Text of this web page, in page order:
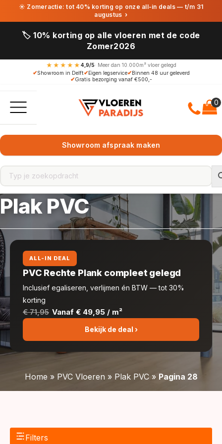
☀ Zomeractie: tot 40% korting op onze all-in deals — t/m 31
augustus ›
🏷️ 10% korting op alle vloeren met de code
Zomer2026
★★★★★ 4,9/5· Meer dan 10.000m² vloer gelegd
✔Showroom in Delft✔Eigen legservice✔Binnen 48 uur geleverd
✔Gratis bezorging vanaf €500,-
Showroom afspraak maken
Plak PVC
ALL-IN DEAL
PVC Rechte Plank compleet gelegd
Inclusief egaliseren, verlijmen én BTW — tot 30%
korting
€ 71,95 Vanaf € 49,95 / m²
Bekijk de deal ›
Home » PVC Vloeren » Plak PVC» Pagina 28
Filters